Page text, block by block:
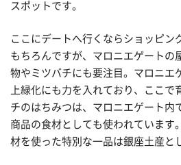
スポットです。
ここにデートへ行くならショッピン
もちろんですが、マロニエゲートの
物やミツバチにも要注目。マロニエ
上緑化にも力を入れており、ここで
チのはちみつは、マロニエゲート内
商品の食材としても使われています
材を使った特別な一品は銀座土産と